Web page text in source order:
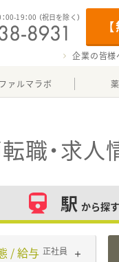
00-19：00 （祝日を除く）
企業の皆様
ファルマラボ
職・求人
駅 から探す
/ 給与 正社員